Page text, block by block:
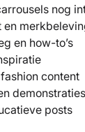
nog
en
en how-to’s
content
demonstraties
posts